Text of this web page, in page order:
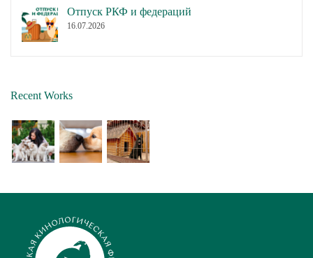
Отпуск РКФ и федераций
16.07.2026
Recent Works